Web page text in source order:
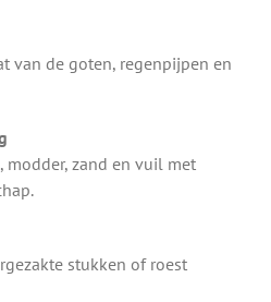
van de goten, regenpijpen en
modder, zand en vuil met
stukken of roest